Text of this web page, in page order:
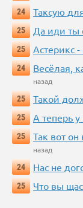
24
Таксую
25
Да иди ты
25
Астерикс
24
Весёлая,
назад
25
Такой
25
А теперь
25
Так вот
назад
24
Нас не
25
Что вы